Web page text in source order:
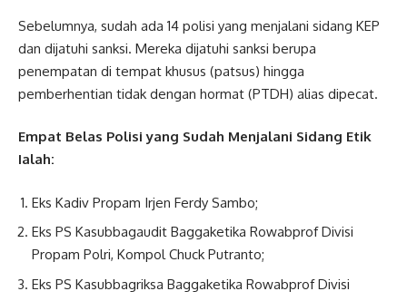
Sebelumnya, sudah ada 14 polisi yang menjalani sidang KEP
dan dijatuhi sanksi. Mereka dijatuhi sanksi berupa
penempatan di tempat khusus (patsus) hingga
pemberhentian tidak dengan hormat (PTDH) alias dipecat.
Empat Belas Polisi yang Sudah Menjalani Sidang Etik
Ialah:
Eks Kadiv Propam Irjen Ferdy Sambo;
Eks PS Kasubbagaudit Baggaketika Rowabprof Divisi
Propam Polri, Kompol Chuck Putranto;
Eks PS Kasubbagriksa Baggaketika Rowabprof Divisi